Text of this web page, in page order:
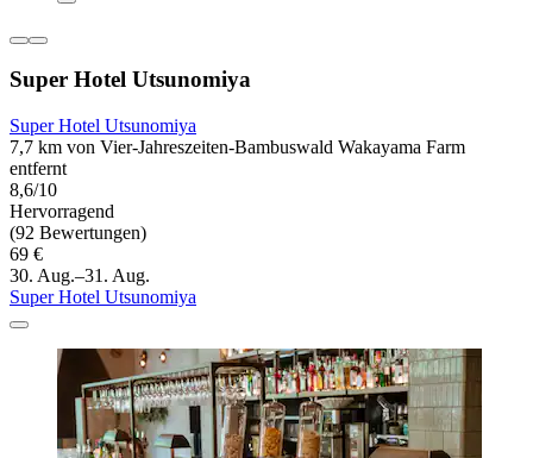
Super Hotel Utsunomiya
Super Hotel Utsunomiya
7,7 km von Vier-Jahreszeiten-Bambuswald Wakayama Farm
entfernt
8,6/10
Hervorragend
(92 Bewertungen)
69 €
30. Aug.–31. Aug.
Super Hotel Utsunomiya